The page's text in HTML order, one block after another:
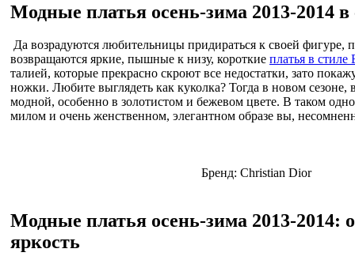
Модные платья осень-зима 2013-2014
Да возрадуются любительницы придираться к своей фигуре,
возвращаются яркие, пышные к низу, короткие платья в стиле
талией, которые прекрасно скроют все недостатки, зато
ножки. Любите выглядеть как куколка? Тогда в новом сезоне,
модной, особенно в золотистом и бежевом цвете. В таком
милом и очень женственном, элегантном образе вы,
Бренд: Christian Dior
Модные платья осень-зима 2013-2014:
яркость